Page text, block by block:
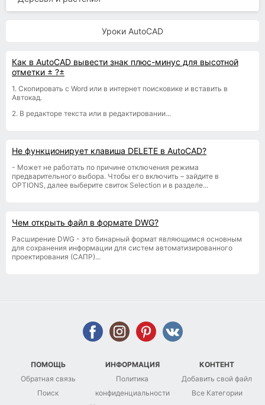
Уроки AutoCAD
Как в AutoCAD вывести знак плюс-минус для высотной
отметки ± ?±
1. Скопировать с Word или в интернет поисковике и вставить в
Автокад.
2. В редакторе текста или в редактировании...
Не функционирует клавиша DELETE в AutoCAD?
- Может не работать по причине отключения режима
предварительного выбора. Чтобы его включить – зайдите в
OPTIONS, далее выберите свиток Selection и в разделе...
Чем открыть файл в формате DWG?
Расширение DWG - это бинарный формат являющимся основным
для сохранения информации для систем автоматизированного
проектирования (САПР)...
ПОМОЩЬ
Обратная связь
Поиск
ИНФОРМАЦИЯ
Политика
конфиденциальности
КОНТЕНТ
Добавить свой файл
Все Категории